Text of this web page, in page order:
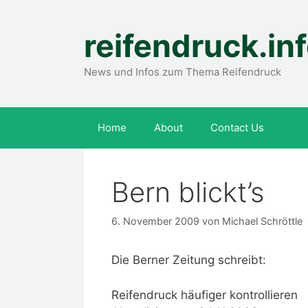
News und Infos zum Thema Reifendruck
Home About Contact Us
Bern blickt’s
6. November 2009 von Michael Schröttle
Die Berner Zeitung schreibt:
Reifendruck häufiger kontrollieren